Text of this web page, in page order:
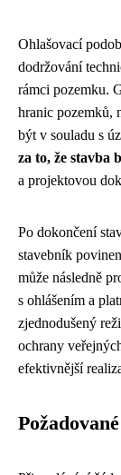
Ohlašovací
dodržování
rámci pozemku.
hranic pozemků,
být v souladu s
za to, že stavba
a projektovou
Po dokončení
stavebník
může následně
s ohlášením a
zjednodušený
ochrany
efektivnější